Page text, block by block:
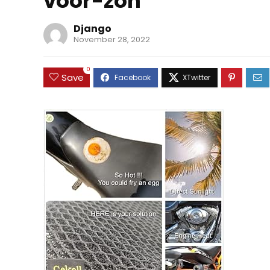
Django
November 28, 2022
Save
0